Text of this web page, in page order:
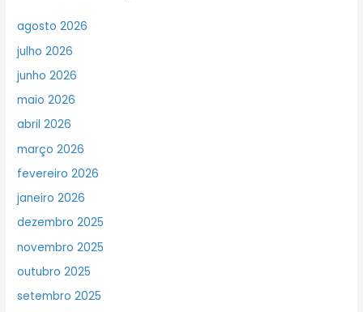
agosto 2026
julho 2026
junho 2026
maio 2026
abril 2026
março 2026
fevereiro 2026
janeiro 2026
dezembro 2025
novembro 2025
outubro 2025
setembro 2025